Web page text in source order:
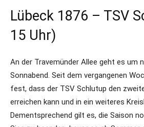
Lübeck 1876 – TSV
15 Uhr)
An der Travemünder Allee geht es um
Sonnabend. Seit dem vergangenen
fest, dass der TSV Schlutup den
erreichen kann und in ein weiteres
Dementsprechend gilt es, die Saison